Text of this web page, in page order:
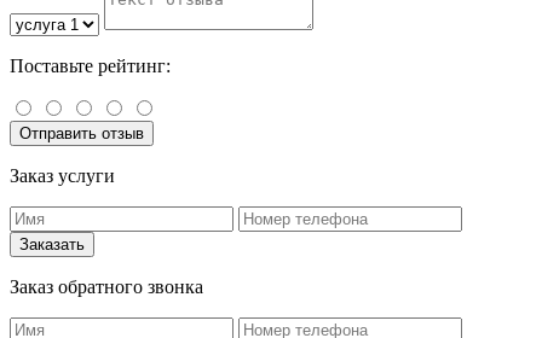
Поставьте рейтинг:
Заказ услуги
Заказ обратного звонка